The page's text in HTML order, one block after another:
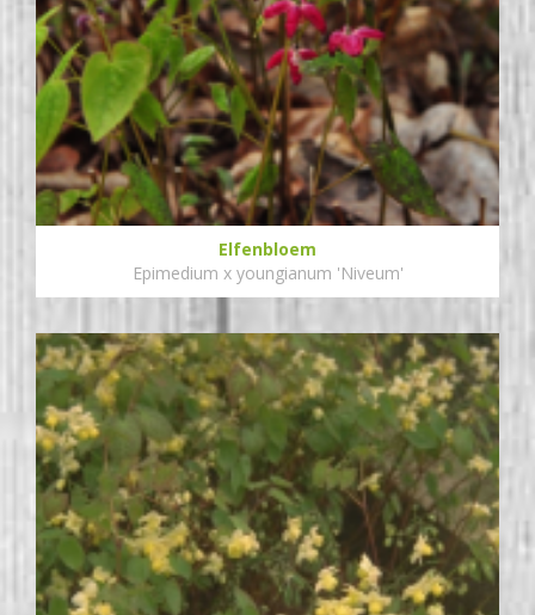
Elfenbloem
Epimedium x youngianum 'Niveum'